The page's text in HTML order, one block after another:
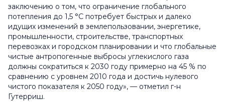
заключению о том, что ограничение глобального
потепления до 1,5 °C потребует быстрых и далеко
идущих изменений в землепользовании, энергетике,
промышленности, строительстве, транспортных
перевозках и городском планировании и что глобальные
чистые антропогенные выбросы углекислого газа
должны сократиться к 2030 году примерно на 45 % по
сравнению с уровнем 2010 года и достичь нулевого
чистого показателя к 2050 году», — отметил г-н
Гутерриш.